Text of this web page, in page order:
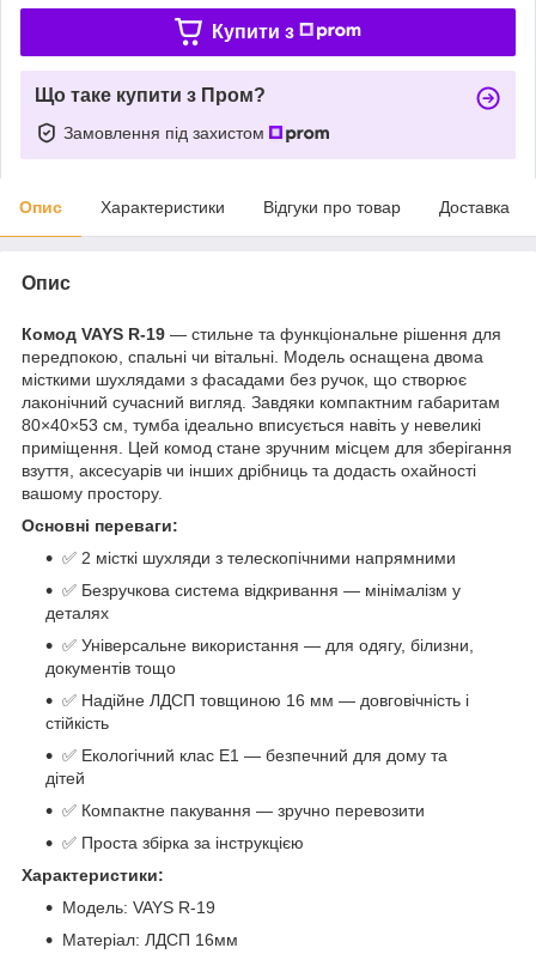
Купити з
Що таке купити з Пром?
Замовлення під захистом
Опис Характеристики Відгуки про товар Доставка
Опис
Комод VAYS R-19 — стильне та функціональне рішення для
передпокою, спальні чи вітальні. Модель оснащена двома
місткими шухлядами з фасадами без ручок, що створює
лаконічний сучасний вигляд. Завдяки компактним габаритам
80×40×53 см, тумба ідеально вписується навіть у невеликі
приміщення. Цей комод стане зручним місцем для зберігання
взуття, аксесуарів чи інших дрібниць та додасть охайності
вашому простору.
Основні переваги:
✅ 2 місткі шухляди з телескопічними напрямними
✅ Безручкова система відкривання — мінімалізм у
деталях
✅ Універсальне використання — для одягу, білизни,
документів тощо
✅ Надійне ЛДСП товщиною 16 мм — довговічність і
стійкість
✅ Екологічний клас Е1 — безпечний для дому та
дітей
✅ Компактне пакування — зручно перевозити
✅ Проста збірка за інструкцією
Характеристики:
Модель: VAYS R-19
Матеріал: ЛДСП 16мм